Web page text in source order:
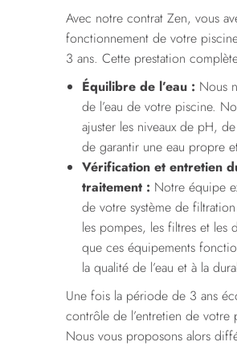
Avec notre contrat Zen, vous
fonctionnement de votre
3 ans. Cette prestation
Équilibre de l’eau : Nous
de l’eau de votre piscine.
ajuster les niveaux de pH,
de garantir une eau propre
Vérification et entretien
traitement : Notre équipe
de votre système de
les pompes, les filtres et les
que ces équipements
la qualité de l’eau et à la
Une fois la période de 3 ans
contrôle de l’entretien de
Nous vous proposons alors